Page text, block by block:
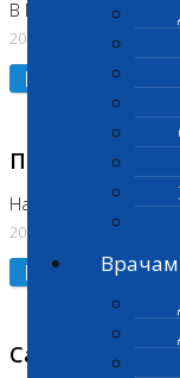
В Коломне
20.07.2026
Подробнее
На Нагорной
20.07.2026
Подробнее
Санитарный